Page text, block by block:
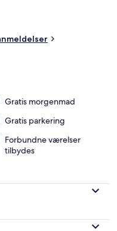
Gratis morgenmad
Gratis parkering
Forbundne værelser
tilbydes